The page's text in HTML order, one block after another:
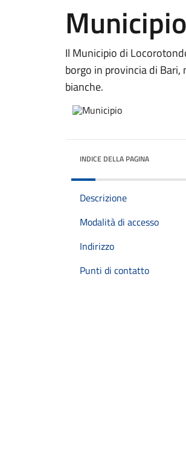
Municipio
Il Municipio di
borgo in provincia di
bianche.
INDICE DELLA PAGINA
Descrizione
Modalità di accesso
Indirizzo
Punti di contatto